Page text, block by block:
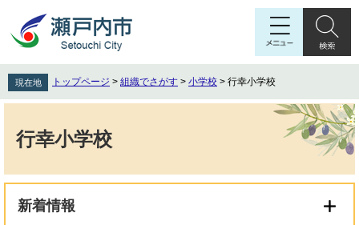
先
頭
を
飛
文
現在地 トップページ > 組織でさがす > 小学校 > 行幸小学校
行幸小学校
新着情報